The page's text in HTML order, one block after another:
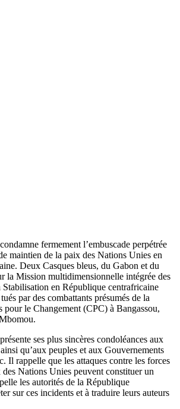
fermement l’embuscade perpétrée
maintien de la paix des Nations Unies en
Deux Casques bleus, du Gabon et du
la Mission multidimensionnelle intégrée des
en République centrafricaine
par des combattants présumés de la
pour le Changement (CPC) à Bangassou,
ses plus sincères condoléances aux
qu’aux peuples et aux Gouvernements
Il rappelle que les attaques contre les forces
Nations Unies peuvent constituer un
les autorités de la République
sur ces incidents et à traduire leurs auteurs